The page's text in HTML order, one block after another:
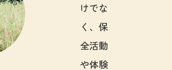
けでな
く、保
全活動
や体験